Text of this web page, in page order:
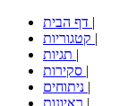
|
|
|
|
|
|